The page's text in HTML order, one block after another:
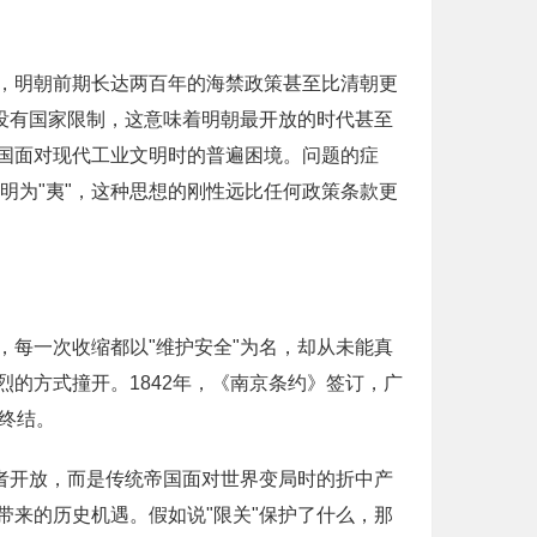
明朝前期长达两百年的海禁政策甚至比清朝更
国家限制，这意味着明朝最开放的时代甚至
面对现代工业文明时的普遍困境。问题的症
为"夷"，这种思想的刚性远比任何政策条款更
一次收缩都以"维护安全"为名，却从未能真
的方式撞开。1842年，《南京条约》签订，广
结。
放，而是传统帝国面对世界变局时的折中产
来的历史机遇。假如说"限关"保护了什么，那